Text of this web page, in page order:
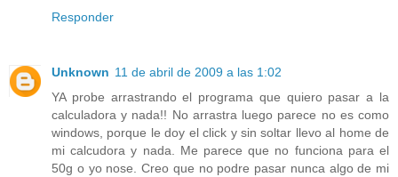
Responder
Unknown 11 de abril de 2009 a las 1:02
YA probe arrastrando el programa que quiero pasar a la
calculadora y nada!! No arrastra luego parece no es como
windows, porque le doy el click y sin soltar llevo al home de
mi calcudora y nada. Me parece que no funciona para el
50g o yo nose. Creo que no podre pasar nunca algo de mi